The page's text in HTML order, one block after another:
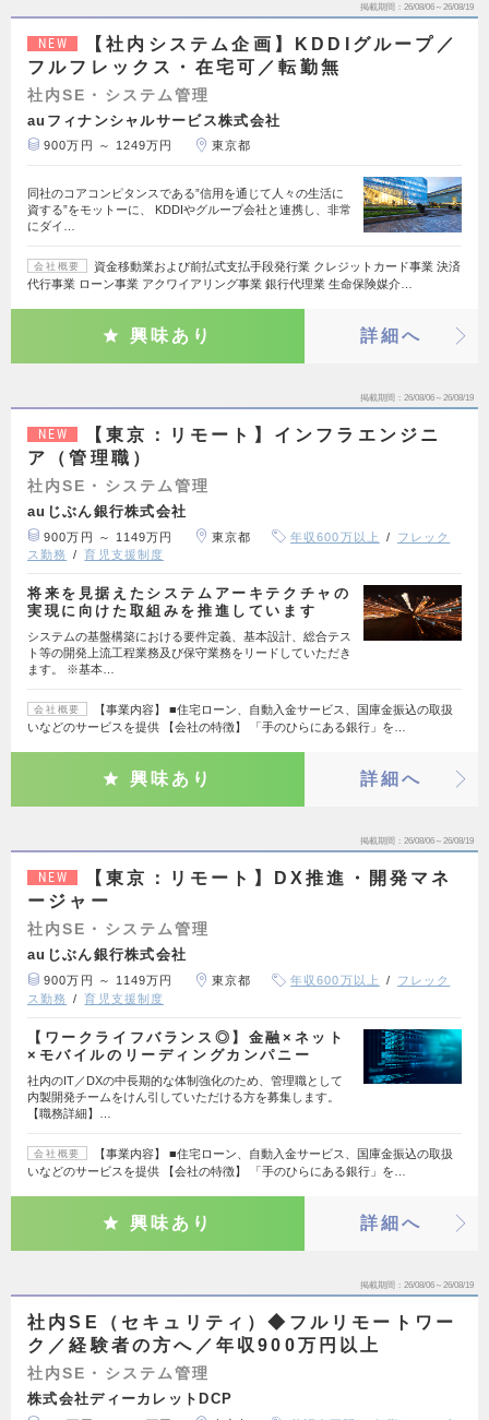
掲載期間 26/08/06～26/08/19
NEW
【社内システム企画】KDDIグループ／
フルフレックス・在宅可／転勤無
社内SE・システム管理
auフィナンシャルサービス株式会社
900万円 ～ 1249万円 東京都
同社のコアコンピタンスである”信用を通じて人々の生活に
資する”をモットーに、 KDDIやグループ会社と連携し、非常
にダイ…
会社概要
資金移動業および前払式支払手段発行業 クレジットカード事業 決済
代行事業 ローン事業 アクワイアリング事業 銀行代理業 生命保険媒介…
興味あり 詳細へ
掲載期間 26/08/06～26/08/19
NEW
【東京：リモート】インフラエンジニ
ア（管理職）
社内SE・システム管理
auじぶん銀行株式会社
900万円 ～ 1149万円 東京都 年収600万以上
フレック
ス勤務
育児支援制度
将来を見据えたシステムアーキテクチャの
実現に向けた取組みを推進しています
システムの基盤構築における要件定義、基本設計、総合テス
ト等の開発上流工程業務及び保守業務をリードしていただき
ます。 ※基本…
会社概要
【事業内容】 ■住宅ローン、自動入金サービス、国庫金振込の取扱
いなどのサービスを提供 【会社の特徴】 「手のひらにある銀行」を…
興味あり 詳細へ
掲載期間 26/08/06～26/08/19
NEW
【東京：リモート】DX推進・開発マネ
ージャー
社内SE・システム管理
auじぶん銀行株式会社
900万円 ～ 1149万円 東京都 年収600万以上
フレック
ス勤務
育児支援制度
【ワークライフバランス◎】金融×ネット
×モバイルのリーディングカンパニー
社内のIT／DXの中長期的な体制強化のため、管理職として
内製開発チームをけん引していただける方を募集します。
【職務詳細】…
会社概要
【事業内容】 ■住宅ローン、自動入金サービス、国庫金振込の取扱
いなどのサービスを提供 【会社の特徴】 「手のひらにある銀行」を…
興味あり 詳細へ
掲載期間 26/08/06～26/08/19
社内SE（セキュリティ）◆フルリモートワー
ク／経験者の方へ／年収900万円以上
社内SE・システム管理
株式会社ディーカレットDCP